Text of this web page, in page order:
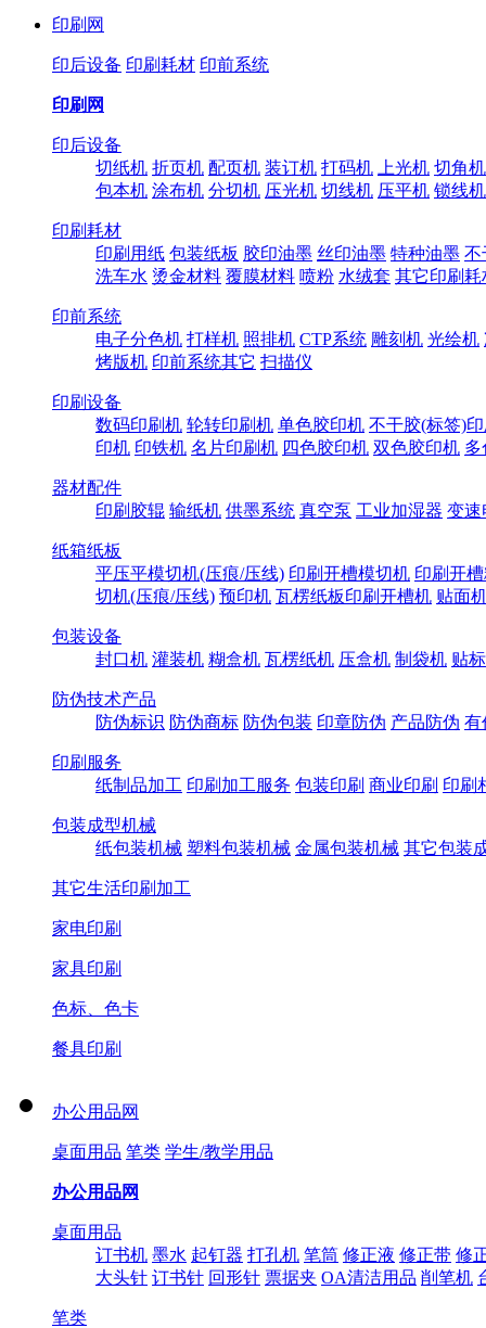
印刷网
印后设备 印刷耗材 印前系统
印刷网
印后设备
切纸机 折页机 配页机 装订机 打码机 上光机 切角机
包本机 涂布机 分切机 压光机 切线机 压平机 锁线机
印刷耗材
印刷用纸 包装纸板 胶印油墨 丝印油墨 特种油墨 不
洗车水 烫金材料 覆膜材料 喷粉 水绒套 其它印刷耗
印前系统
电子分色机 打样机 照排机 CTP系统 雕刻机 光绘机
烤版机 印前系统其它 扫描仪
印刷设备
数码印刷机 轮转印刷机 单色胶印机 不干胶(标签)
印机 印铁机 名片印刷机 四色胶印机 双色胶印机 多
器材配件
印刷胶辊 输纸机 供墨系统 真空泵 工业加湿器 变速
纸箱纸板
平压平模切机(压痕/压线) 印刷开槽模切机 印刷开
切机(压痕/压线) 预印机 瓦楞纸板印刷开槽机 贴面
包装设备
封口机 灌装机 糊盒机 瓦楞纸机 压盒机 制袋机 贴
防伪技术产品
防伪标识 防伪商标 防伪包装 印章防伪 产品防伪 有
印刷服务
纸制品加工 印刷加工服务 包装印刷 商业印刷 印刷
包装成型机械
纸包装机械 塑料包装机械 金属包装机械 其它包装
其它生活印刷加工
家电印刷
家具印刷
色标、色卡
餐具印刷
办公用品网
桌面用品 笔类 学生/教学用品
办公用品网
桌面用品
订书机 墨水 起钉器 打孔机 笔筒 修正液 修正带 修
大头针 订书针 回形针 票据夹 OA清洁用品 削笔机
笔类